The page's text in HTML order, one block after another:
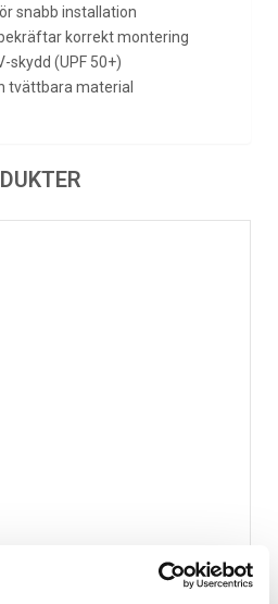
snabb installation
korrekt montering
skydd (UPF 50+)
tvättbara material